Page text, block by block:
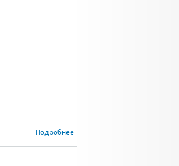
Подробнее
праздничные